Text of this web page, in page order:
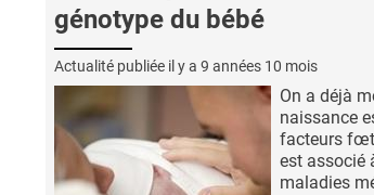
génotype du bébé
Actualité publiée il y a 9 années 10 mois
On a déjà
naissance
facteurs
est associé
maladies